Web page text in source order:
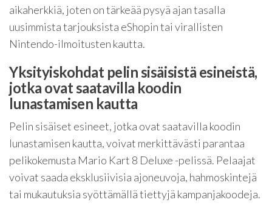
aikaherkkiä, joten on tärkeää pysyä ajan tasalla
uusimmista tarjouksista eShopin tai virallisten
Nintendo-ilmoitusten kautta.
Yksityiskohdat pelin sisäisistä esineistä,
jotka ovat saatavilla koodin
lunastamisen kautta
Pelin sisäiset esineet, jotka ovat saatavilla koodin
lunastamisen kautta, voivat merkittävästi parantaa
pelikokemusta Mario Kart 8 Deluxe -pelissä. Pelaajat
voivat saada eksklusiivisia ajoneuvoja, hahmoskintejä
tai mukautuksia syöttämällä tiettyjä kampanjakoodeja.